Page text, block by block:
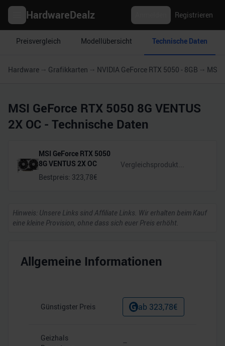
HardwareDealz Registrieren
Preisvergleich Modellübersicht Technische Daten
Hardware Grafikkarten NVIDIA GeForce RTX 5050 - 8GB MSI
MSI GeForce RTX 5050 8G VENTUS
2X OC - Technische Daten
MSI GeForce RTX 5050
8G VENTUS 2X OC
Bestpreis: 323,78€
Hinweis: Unsere Links sind Affiliate Links. Wir erhalten beim Kauf
eine kleine Provision, ohne dass sich euer Preis erhöht.
Allgemeine Informationen
Günstigster Preis ab 323,78€
Geizhals
–